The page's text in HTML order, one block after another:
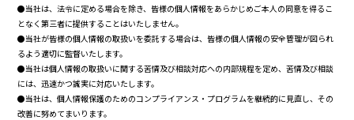
●当社は、法令に定める場合を除き、皆様の個人情報をあらかじめご本人の同意を得るこ
となく第三者に提供することはいたしません。
●当社が皆様の個人情報の取扱いを委託する場合は、皆様の個人情報の安全管理が図られ
るよう適切に監督いたします。
●当社は個人情報の取扱いに関する苦情及び相談対応への内部規程を定め、苦情及び相談
には、迅速かつ誠実に対応いたします。
●当社は、個人情報保護のためのコンプライアンス・プログラムを継続的に見直し、その
改善に努めてまいります。